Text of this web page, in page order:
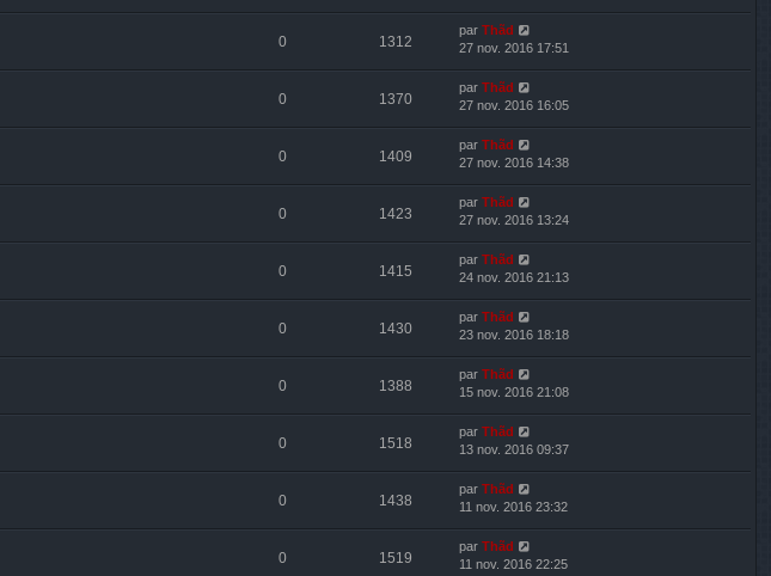
0 1312
par Thãd
27 nov. 2016 17:51
0 1370
par Thãd
27 nov. 2016 16:05
0 1409
par Thãd
27 nov. 2016 14:38
0 1423
par Thãd
27 nov. 2016 13:24
0 1415
par Thãd
24 nov. 2016 21:13
0 1430
par Thãd
23 nov. 2016 18:18
0 1388
par Thãd
15 nov. 2016 21:08
0 1518
par Thãd
13 nov. 2016 09:37
0 1438
par Thãd
11 nov. 2016 23:32
0 1519
par Thãd
11 nov. 2016 22:25